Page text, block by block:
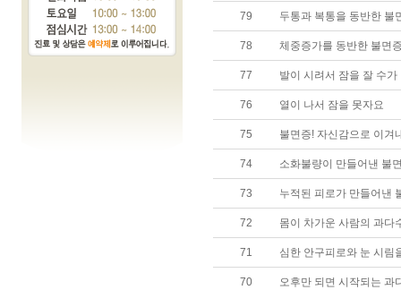
79 두통과 복통을 동반한 불
78 체중증가를 동반한 불면
77 발이 시려서 잠을 잘 수가
76 열이 나서 잠을 못자요
75 불면증! 자신감으로 이겨
74 소화불량이 만들어낸 불
73 누적된 피로가 만들어낸
72 몸이 차가운 사람의 과다
71 심한 안구피로와 눈 시림
70 오후만 되면 시작되는 과